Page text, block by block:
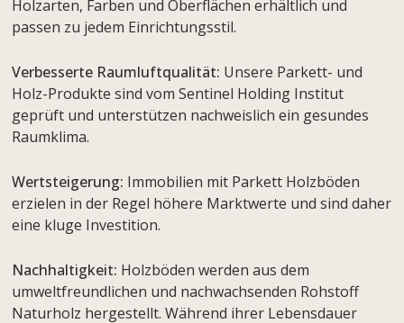
Holzarten, Farben und Oberflächen erhältlich und
passen zu jedem Einrichtungsstil.
Verbesserte Raumluftqualität: Unsere Parkett- und
Holz-Produkte sind vom Sentinel Holding Institut
geprüft und unterstützen nachweislich ein gesundes
Raumklima.
Wertsteigerung: Immobilien mit Parkett Holzböden
erzielen in der Regel höhere Marktwerte und sind daher
eine kluge Investition.
Nachhaltigkeit: Holzböden werden aus dem
umweltfreundlichen und nachwachsenden Rohstoff
Naturholz hergestellt. Während ihrer Lebensdauer